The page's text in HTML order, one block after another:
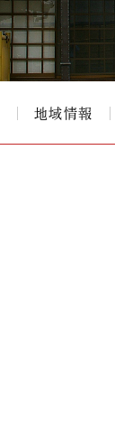
地域情報